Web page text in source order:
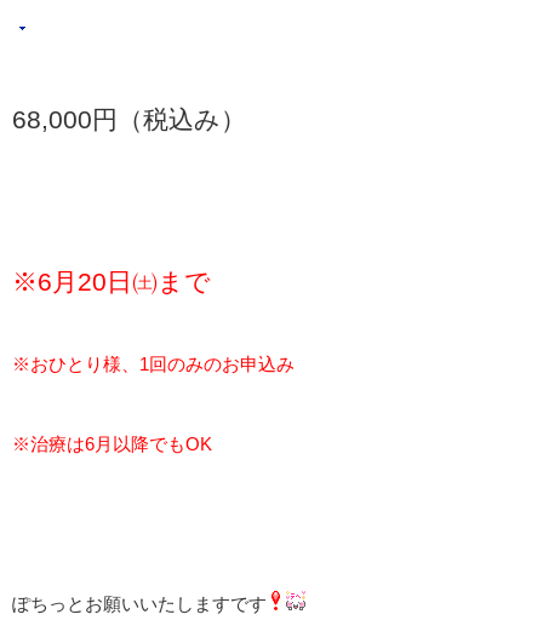
68,000円（税込み）
※6月20日㈯まで
※おひとり様、1回のみのお申込み
※治療は6月以降でもOK
ぽちっとお願いいたしますです